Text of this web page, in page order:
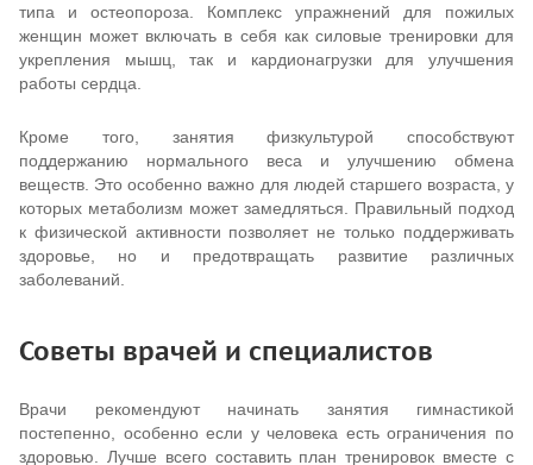
типа и остеопороза. Комплекс упражнений для пожилых
женщин может включать в себя как силовые тренировки для
укрепления мышц, так и кардионагрузки для улучшения
работы сердца.
Кроме того, занятия физкультурой способствуют
поддержанию нормального веса и улучшению обмена
веществ. Это особенно важно для людей старшего возраста, у
которых метаболизм может замедляться. Правильный подход
к физической активности позволяет не только поддерживать
здоровье, но и предотвращать развитие различных
заболеваний.
Советы врачей и специалистов
Врачи рекомендуют начинать занятия гимнастикой
постепенно, особенно если у человека есть ограничения по
здоровью. Лучше всего составить план тренировок вместе с